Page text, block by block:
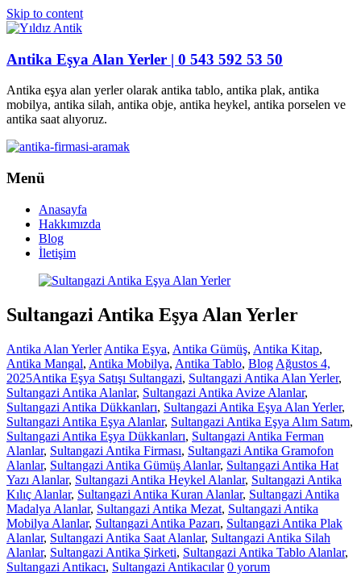
Skip to content
Antika Eşya Alan Yerler | 0 543 592 53 50
Antika eşya alan yerler olarak antika tablo, antika plak, antika
mobilya, antika silah, antika obje, antika heykel, antika porselen ve
antika saat alıyoruz.
Menü
Anasayfa
Hakkımızda
Blog
İletişim
Sultangazi Antika Eşya Alan Yerler
Antika Alan Yerler Antika Eşya, Antika Gümüş, Antika Kitap,
Antika Mangal, Antika Mobilya, Antika Tablo, Blog Ağustos 4,
2025Antika Eşya Satışı Sultangazi, Sultangazi Antika Alan Yerler,
Sultangazi Antika Alanlar, Sultangazi Antika Avize Alanlar,
Sultangazi Antika Dükkanları, Sultangazi Antika Eşya Alan Yerler,
Sultangazi Antika Eşya Alanlar, Sultangazi Antika Eşya Alım Satım,
Sultangazi Antika Eşya Dükkanları, Sultangazi Antika Ferman
Alanlar, Sultangazi Antika Firması, Sultangazi Antika Gramofon
Alanlar, Sultangazi Antika Gümüş Alanlar, Sultangazi Antika Hat
Yazı Alanlar, Sultangazi Antika Heykel Alanlar, Sultangazi Antika
Kılıç Alanlar, Sultangazi Antika Kuran Alanlar, Sultangazi Antika
Madalya Alanlar, Sultangazi Antika Mezat, Sultangazi Antika
Mobilya Alanlar, Sultangazi Antika Pazarı, Sultangazi Antika Plak
Alanlar, Sultangazi Antika Saat Alanlar, Sultangazi Antika Silah
Alanlar, Sultangazi Antika Şirketi, Sultangazi Antika Tablo Alanlar,
Sultangazi Antikacı, Sultangazi Antikacılar 0 yorum